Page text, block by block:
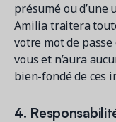
présumé ou
Amilia traitera
votre mot de
vous et n’aura
bien-fondé de ces
4.